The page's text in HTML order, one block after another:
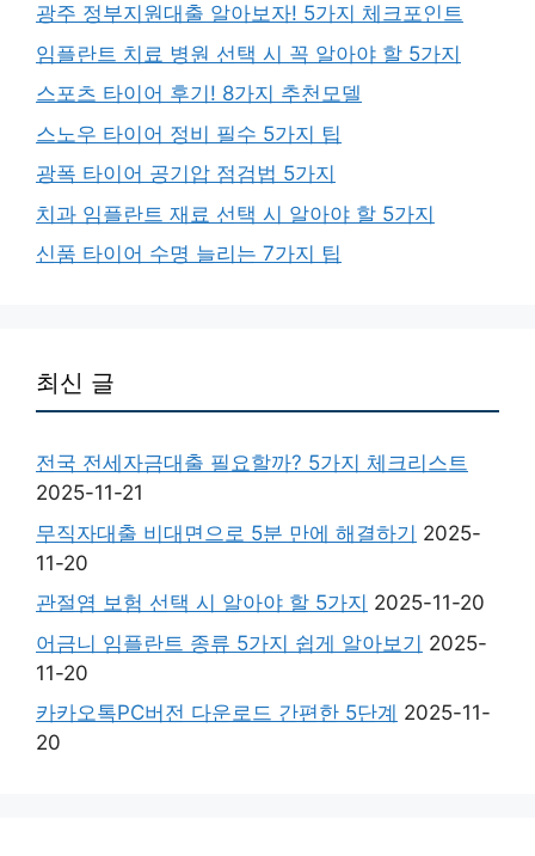
광주 정부지원대출 알아보자! 5가지 체크포인트
임플란트 치료 병원 선택 시 꼭 알아야 할 5가지
스포츠 타이어 후기! 8가지 추천모델
스노우 타이어 정비 필수 5가지 팁
광폭 타이어 공기압 점검법 5가지
치과 임플란트 재료 선택 시 알아야 할 5가지
신품 타이어 수명 늘리는 7가지 팁
최신 글
전국 전세자금대출 필요할까? 5가지 체크리스트
2025-11-21
무직자대출 비대면으로 5분 만에 해결하기 2025-
11-20
관절염 보험 선택 시 알아야 할 5가지 2025-11-20
어금니 임플란트 종류 5가지 쉽게 알아보기 2025-
11-20
카카오톡PC버전 다운로드 간편한 5단계 2025-11-
20